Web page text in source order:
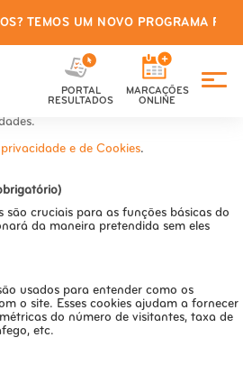
preferências de
website.
necessários, analíticos e
e de Cookies.
são cruciais para as funções básicas do
da maneira pretendida sem eles
usados para entender como os
o site. Esses cookies ajudam a fornecer
do número de visitantes, taxa de
etc.
TEMOS UM NOVO PROGRAMA
PORTAL
RESULTADOS
MARCAÇÕES
ONLINE